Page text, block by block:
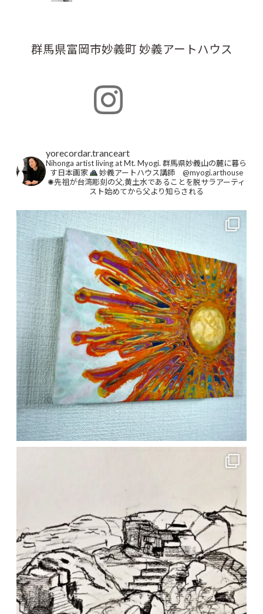
群馬県富岡市妙義町 妙義アートハウス
yorecordar.tranceart
Nihonga artist living at Mt. Myogi. 群馬県妙義山の麓に暮ら
す日本画家
妙義アートハウス講師 @myogi.arthouse
✺先祖が台湾彫刻の父,黄土水であることを脱サラアーティ
スト始めてから父より知らされる